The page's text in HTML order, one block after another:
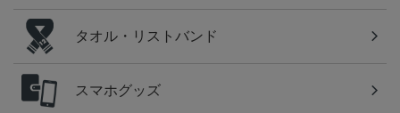
タオル・リストバンド
スマホグッズ